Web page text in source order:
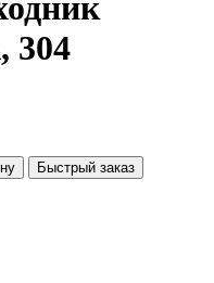
304
Быстрый заказ